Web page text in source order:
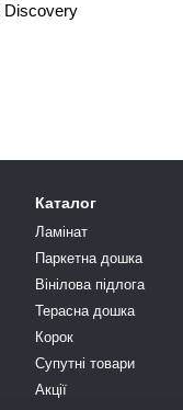
Discovery
Каталог
Ламінат
Паркетна дошка
Вінілова підлога
Терасна дошка
Корок
Супутні товари
Акції